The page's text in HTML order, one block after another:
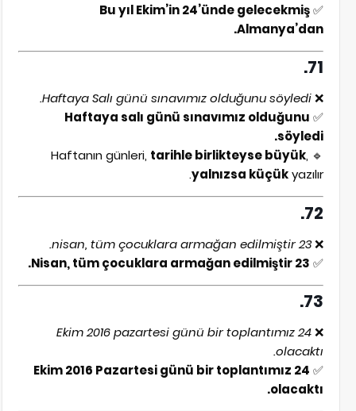
✅
Bu yıl Ekim’in 24’ünde gelecekmiş
Almanya’dan.
71.
❌
Haftaya Salı günü sınavımız olduğunu söyledi.
✅
Haftaya salı günü sınavımız olduğunu
söyledi.
🔹 Haftanın günleri,
tarihle birlikteyse büyük,
yalnızsa küçükyazılır.
72.
❌
23 nisan, tüm çocuklara armağan edilmiştir.
✅
23 Nisan, tüm çocuklara armağan edilmiştir.
73.
❌
24 Ekim 2016 pazartesi günü bir toplantımız
olacaktı.
✅
24 Ekim 2016 Pazartesi günü bir toplantımız
olacaktı.